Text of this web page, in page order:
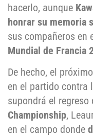
hacerlo, aunque
honrar su memoria
sus compañeros en
Mundial de Francia
De hecho, el
en el partido contra
supondrá el regreso
Championship,
en el campo donde